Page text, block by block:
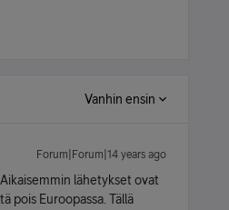
Vanhin ensin
Forum|Forum|14 years ago
lähetykset ovat
pois Euroopassa. Tällä